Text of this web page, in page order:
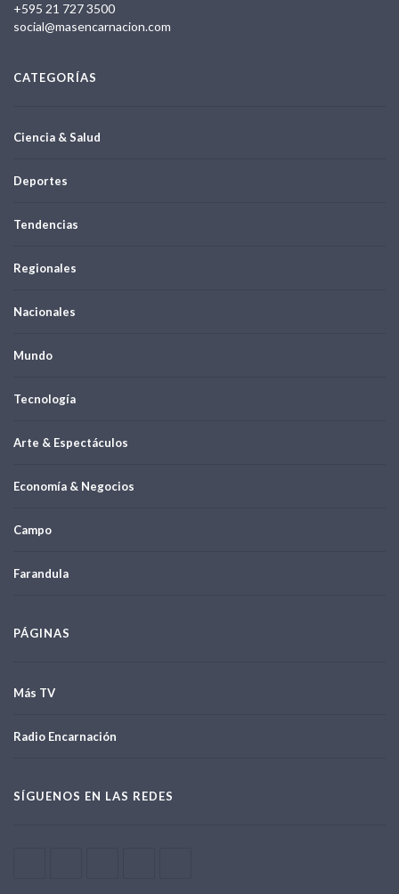
+595 21 727 3500
social@masencarnacion.com
CATEGORÍAS
Ciencia & Salud
Deportes
Tendencias
Regionales
Nacionales
Mundo
Tecnología
Arte & Espectáculos
Economía & Negocios
Campo
Farandula
PÁGINAS
Más TV
Radio Encarnación
SÍGUENOS EN LAS REDES